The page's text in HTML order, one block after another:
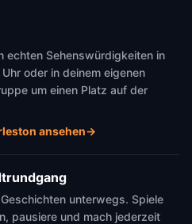
echten Sehenswürdigkeiten in
oder in deinem eigenen
um einen Platz auf der
ansehen→
unterwegs. Spiele
pausiere und mach jederzeit